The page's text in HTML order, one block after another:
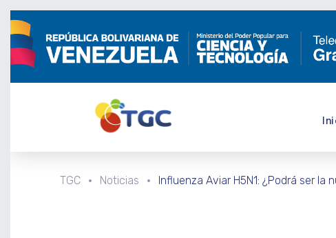
TGC Noticias Influenza Aviar H5N1: ¿Podrá ser la